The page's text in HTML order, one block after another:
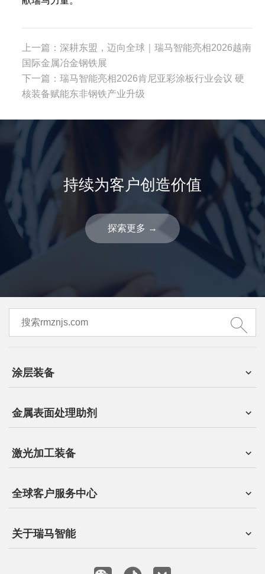
上一篇：深耕东盟，迈向全球｜瑞马智能亮相2026越南
国际金属冶金钢铁展
下一篇：瑞马智能亮相2026肯尼亚彩涂板行业会议 硬
核装备赋能东非钢铁产业升级
持续为客户创造价值
探索更多 →
涂层装备
金属表面处理助剂
激光加工装备
全球客户服务中心
关于瑞马智能